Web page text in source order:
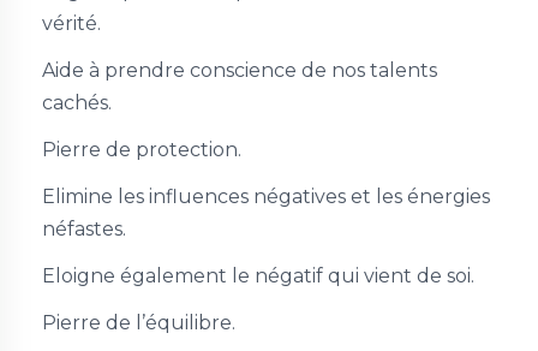
vérité.
Aide à prendre conscience de nos talents
cachés.
Pierre de protection.
Elimine les influences négatives et les énergies
néfastes.
Eloigne également le négatif qui vient de soi.
Pierre de l’équilibre.